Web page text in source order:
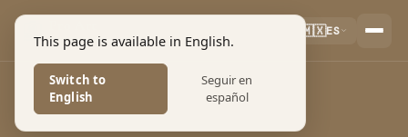
This page is available in English.
Switch to
English
Seguir en
español
PHOTOGRAPHERS
🇲🇽ES